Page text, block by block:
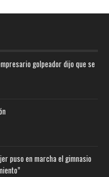
golpeador dijo que se
puso en marcha el gimnasio